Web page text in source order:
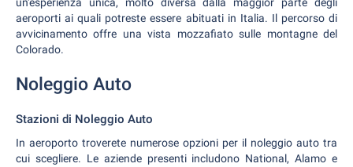
aeroporti ai quali potreste essere abituati in Italia. Il percorso di
avvicinamento offre una vista mozzafiato sulle montagne del
Colorado.
Noleggio Auto
Stazioni di Noleggio Auto
In aeroporto troverete numerose opzioni per il noleggio auto tra
cui scegliere. Le aziende presenti includono National, Alamo e